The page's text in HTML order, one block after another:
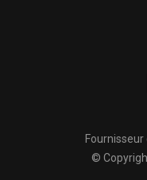
Fournisseur
©